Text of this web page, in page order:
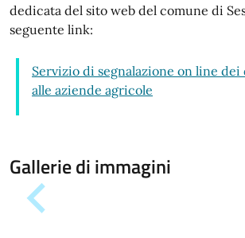
dedicata del sito web del comune di
seguente link:
Servizio di segnalazione on line dei
alle aziende agricole
Gallerie di immagini